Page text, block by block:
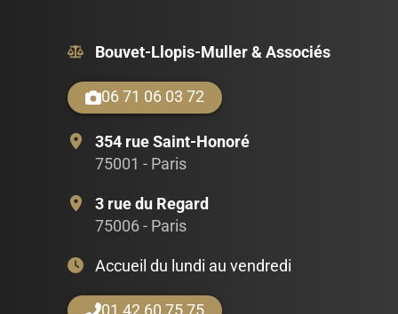
Bouvet-Llopis-Muller & Associés
06 71 06 03 72
354 rue Saint-Honoré
75001 - Paris
3 rue du Regard
75006 - Paris
Accueil du lundi au vendredi
01 42 60 75 75